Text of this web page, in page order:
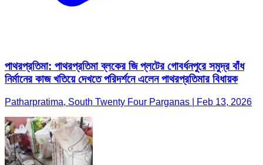
পাথরপ্রতিমা: পাথরপ্রতিমা ব্লকের জি প্লটের গোবর্ধনপুরে সমুদ্র বাঁধ
নির্মানের কাজ খতিয়ে দেখতে পরিদর্শনে এলেন পাথরপ্রতিমার বিধায়ক
Patharpratima, South Twenty Four Parganas | Feb 13, 2026